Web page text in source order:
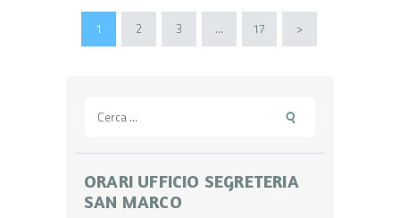
Paginazione
degli
PAGE
1 PAGE
2 PAGE
3 … PAGE
17 >
per:
ORARI UFFICIO SEGRETERIA
SAN MARCO